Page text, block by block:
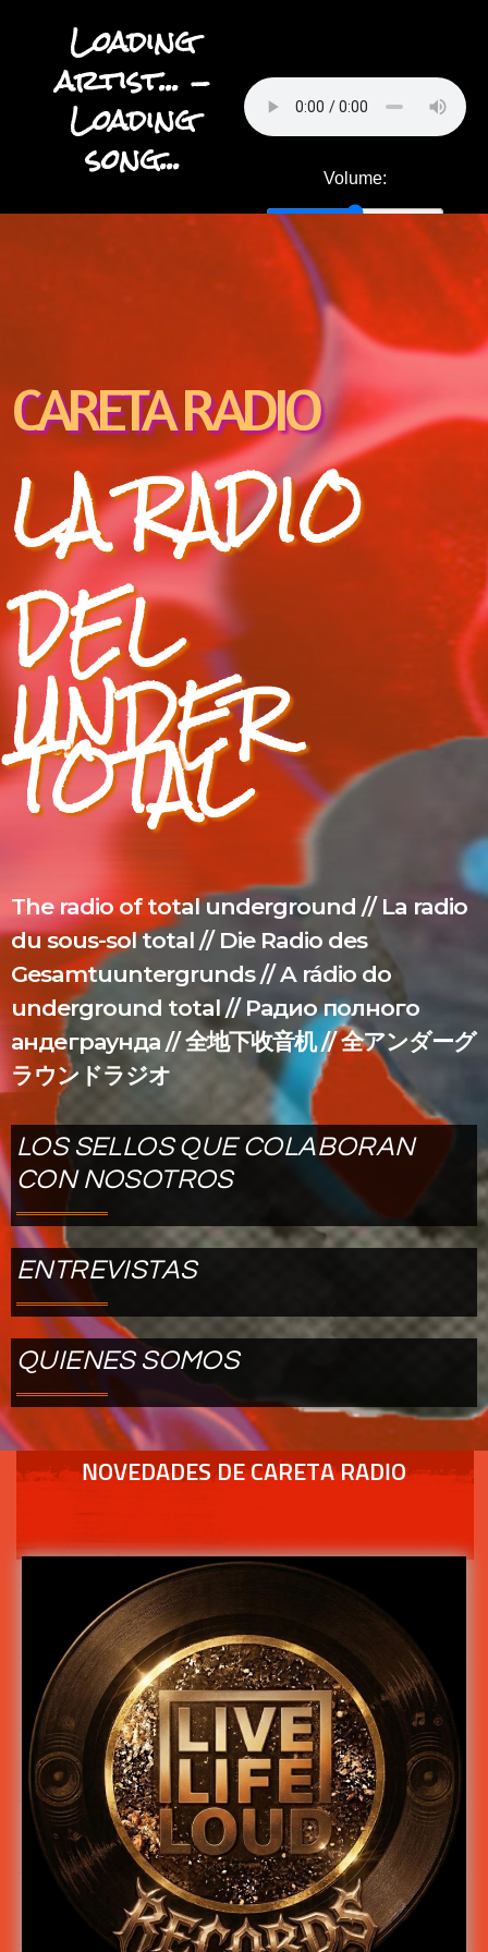
Loading
artist...-
Loading
song... Volume:
CARETA RADIO
LA RADIO
DEL
UNDER
TOTAL
The radio of total underground // La radio
du sous-sol total // Die Radio des
Gesamtuuntergrunds // A rádio do
underground total // Радио полного
андеграунда // 全地下收音机 // 全アンダーグ
ラウンドラジオ
LOS SELLOS QUE COLABORAN
CON NOSOTROS
ENTREVISTAS
QUIENES SOMOS
NOVEDADES DE CARETA RADIO